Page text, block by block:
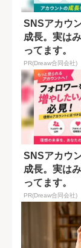
SNSアカウ
成長。実は
ってます。
PR(Dreaw合同会社)
SNSアカウ
成長。実は
ってます。
PR(Dreaw合同会社)